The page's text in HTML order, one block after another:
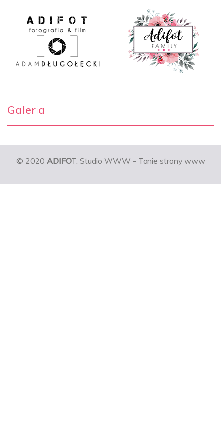
Galeria
© 2020 ADIFOT. Studio WWW - Tanie strony www